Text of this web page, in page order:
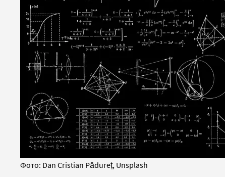
Фото: Dan Cristian Pădureț, Unsplash